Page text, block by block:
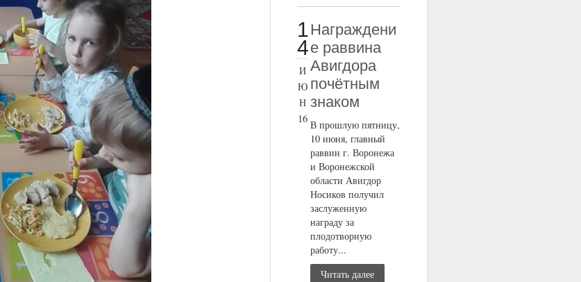
1
4
И
Ю
Н
16
Награждени
е раввина
Авигдора
почётным
знаком
В прошлую пятницу,
10 июня, главный
раввин г. Воронежа
и Воронежской
области Авигдор
Носиков получил
заслуженную
награду за
плодотворную
работу...
Читать далее